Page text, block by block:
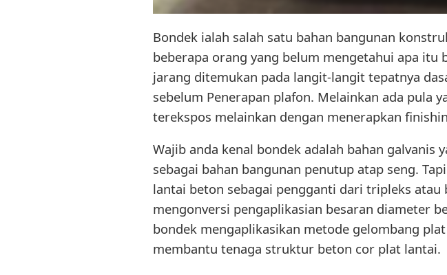
Bondek ialah salah satu bahan bangunan
beberapa orang yang belum mengetahui apa itu
jarang ditemukan pada langit-langit tepatnya
sebelum Penerapan plafon. Melainkan ada pula
terekspos melainkan dengan menerapkan
Wajib anda kenal bondek adalah bahan
sebagai bahan bangunan penutup atap seng.
lantai beton sebagai pengganti dari tripleks
mengonversi pengaplikasian besaran diameter
bondek mengaplikasikan metode gelombang
membantu tenaga struktur beton cor plat lantai.